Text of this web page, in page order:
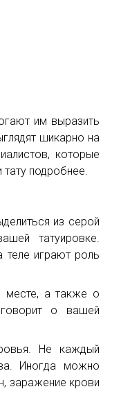
им выразить
шикарно на
которые
подробнее.
из серой
татуировке.
играют роль
месте, а также о
о вашей
Не каждый
Иногда можно
заражение крови